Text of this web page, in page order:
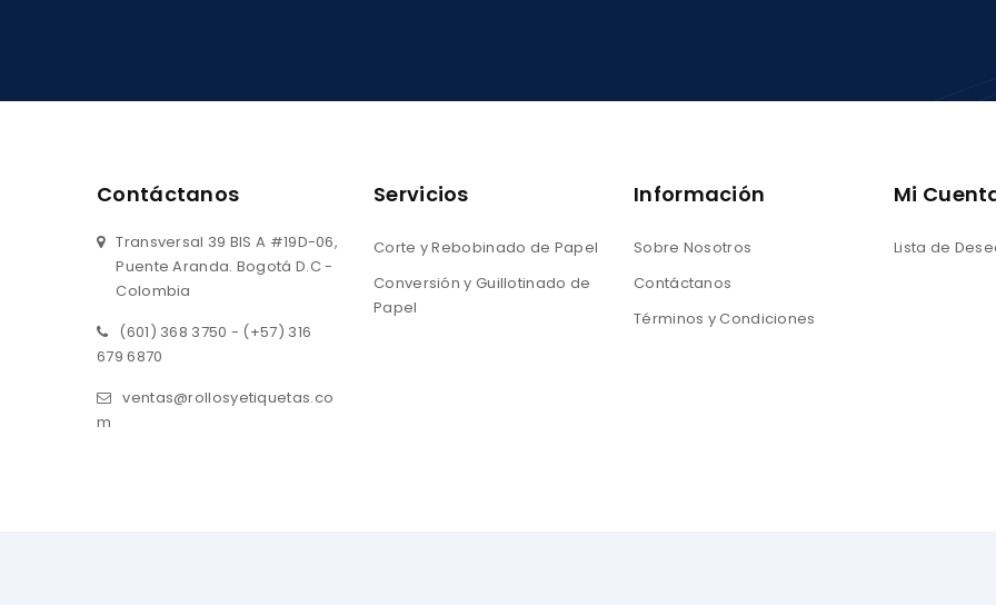
Contáctanos
Transversal 39 BIS A #19D-06,
Puente Aranda. Bogotá D.C -
Colombia
(601) 368 3750 - (+57) 316
679 6870
ventas@rollosyetiquetas.co
m
Servicios
Corte y Rebobinado de Papel
Conversión y Guillotinado de
Papel
Información
Sobre Nosotros
Contáctanos
Términos y Condiciones
Mi
Lista de